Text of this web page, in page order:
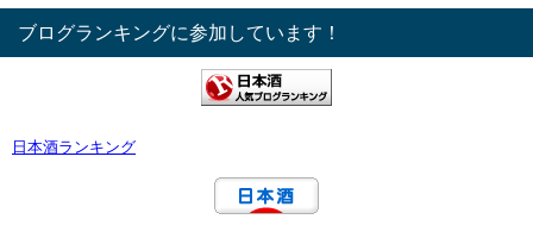
ブログランキングに参加しています！
日本酒ランキング